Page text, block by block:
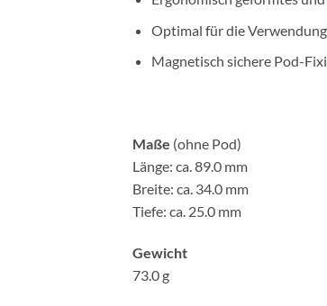
Optimal für die
Magnetisch sichere Pod-
Maße (ohne Pod)
Länge: ca. 89.0 mm
Breite: ca. 34.0 mm
Tiefe: ca. 25.0 mm
Gewicht
73.0 g